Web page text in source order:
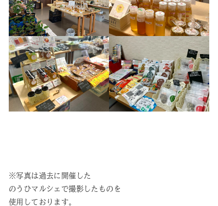
※写真は過去に開催した
のうひマルシェで撮影したものを
使用しております。